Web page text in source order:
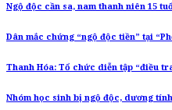
Ngộ độc cần sa, nam thanh niên 15
Dân mắc chứng “ngộ độc tiền” tại
Thanh Hóa: Tổ chức diễn tập “điều
Nhóm học sinh bị ngộ độc, dương